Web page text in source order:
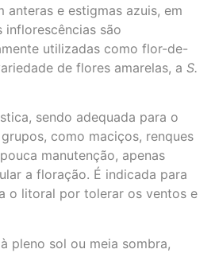
anteras e estigmas azuis, em
inflorescências são
utilizadas como flor-de-
de flores amarelas, a S.
sendo adequada para o
como maciços, renques
manutenção, apenas
a floração. É indicada para
o litoral por tolerar os ventos e
pleno sol ou meia sombra,